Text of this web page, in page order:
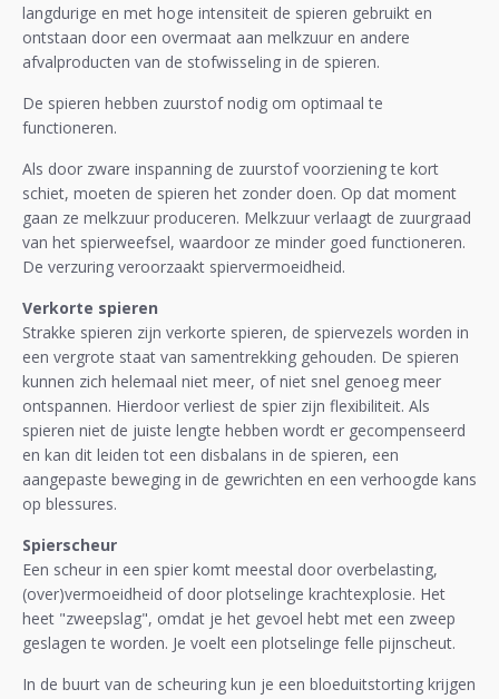
langdurige en met hoge intensiteit de spieren gebruikt en
ontstaan door een overmaat aan melkzuur en andere
afvalproducten van de stofwisseling in de spieren.
De spieren hebben zuurstof nodig om optimaal te
functioneren.
Als door zware inspanning de zuurstof voorziening te kort
schiet, moeten de spieren het zonder doen. Op dat moment
gaan ze melkzuur produceren. Melkzuur verlaagt de zuurgraad
van het spierweefsel, waardoor ze minder goed functioneren.
De verzuring veroorzaakt spiervermoeidheid.
Verkorte spieren
Strakke spieren zijn verkorte spieren, de spiervezels worden in
een vergrote staat van samentrekking gehouden. De spieren
kunnen zich helemaal niet meer, of niet snel genoeg meer
ontspannen. Hierdoor verliest de spier zijn flexibiliteit. Als
spieren niet de juiste lengte hebben wordt er gecompenseerd
en kan dit leiden tot een disbalans in de spieren, een
aangepaste beweging in de gewrichten en een verhoogde kans
op blessures.
Spierscheur
Een scheur in een spier komt meestal door overbelasting,
(over)vermoeidheid of door plotselinge krachtexplosie. Het
heet "zweepslag", omdat je het gevoel hebt met een zweep
geslagen te worden. Je voelt een plotselinge felle pijnscheut.
In de buurt van de scheuring kun je een bloeduitstorting krijgen